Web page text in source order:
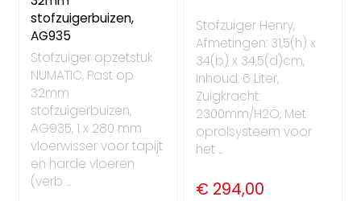
stofzuigerbuizen,
AG935
Stofzuiger opzetstuk
NUMATIC, Past op
32mm
stofzuigerbuizen,
AG935, 1 x 280 mm
vloerwisser voor tapijt
en harde vloeren
(verb ...
Stofzuiger Henry,
Afmetingen: 31,5(h) x
34(b) x 34,5(d)cm,
Inhoud: 6 Liter,
Zuigkracht:
2300mm/H2O, Met
oprolsysteem voor
het ...
€ 294,00